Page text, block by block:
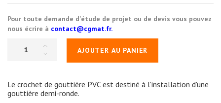
Pour toute demande d'étude de projet ou de devis vous pouvez
nous écrire à contact@cgmat.fr.
AJOUTER AU PANIER
Le crochet de gouttière PVC est destiné à l'installation d'une
gouttière demi-ronde.